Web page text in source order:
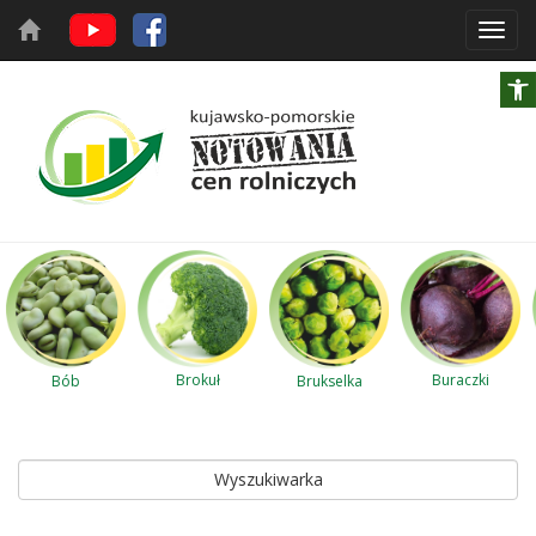
Bób Brokuł Brukselka Buraczki
Wyszukiwarka